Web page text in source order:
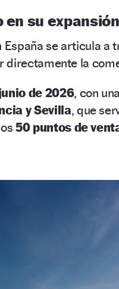
en su
España se articula a
directamente la
de 2026, con
y Sevilla, que
50 puntos de